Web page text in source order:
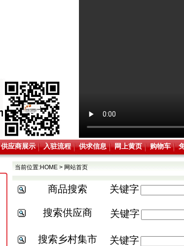
供应商展示 入驻流程 供求信息 网上黄页 购物车
当前位置:HOME> 网站首页
商品搜索 关键字
搜索供应商 关键字
搜索乡村集市 关键字